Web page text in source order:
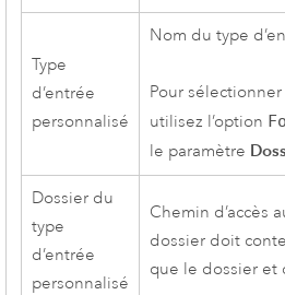
Type
d’entrée
personnalisé
Nom du type
Pour
utilisez l’option
le paramètre
Dossier du
type
d’entrée
personnalisé
Chemin d’accès
dossier doit
que le dossier et